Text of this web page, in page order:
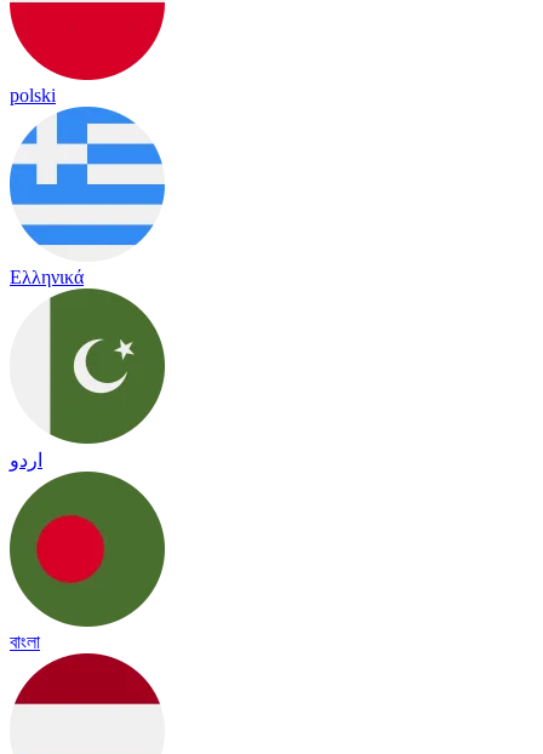
polski
Ελληνικά
اردو
বাংলা